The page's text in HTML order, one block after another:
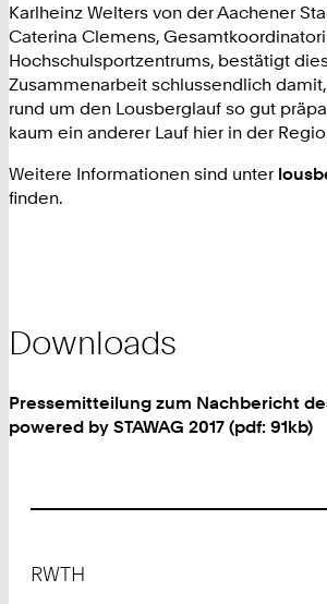
Karlheinz Welters von der Aachener
Caterina Clemens,
Hochschulsportzentrums, bestätigt
Zusammenarbeit schlussendlich
rund um den Lousberglauf so gut
kaum ein anderer Lauf hier in der
Weitere Informationen sind unter
finden.
Downloads
Pressemitteilung zum Nachbericht
powered by STAWAG 2017 (pdf: 91kb)
RWTH